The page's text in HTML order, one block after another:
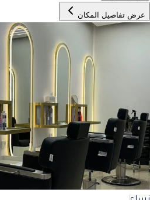
عرض تفاصيل المكان